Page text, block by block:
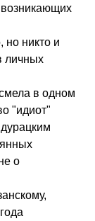
но никто и
личных
в одном
"идиот"
о